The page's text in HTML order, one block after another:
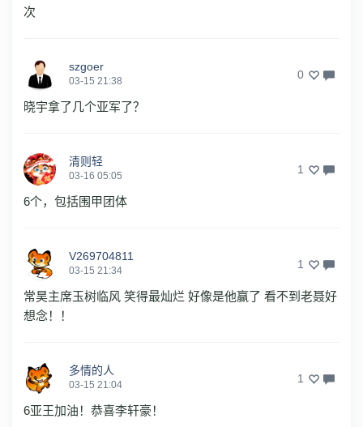
次
szgoer
03-15 21:38 0
晓宇拿了几个亚军了？
清则轻
03-16 05:05 1
6个，包括围甲团体
V269704811
03-15 21:34 1
常昊主席玉树临风 笑得最灿烂 好像是他赢了 看不到老聂好
想念！！
多情的人
03-15 21:04 1
6亚王加油！恭喜李轩豪！